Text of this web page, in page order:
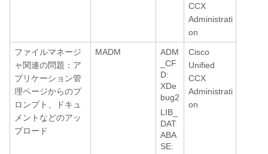
CCX
Administrati
on
ファイルマネージ
ャ関連の問題：ア
プリケーション管
理ページからのプ
ロンプト、ドキュ
メントなどのアッ
プロード
MADM
ADM
_CF
D:
XDe
bug2
LIB_
DAT
ABA
SE:
Cisco
Unified
CCX
Administrati
on